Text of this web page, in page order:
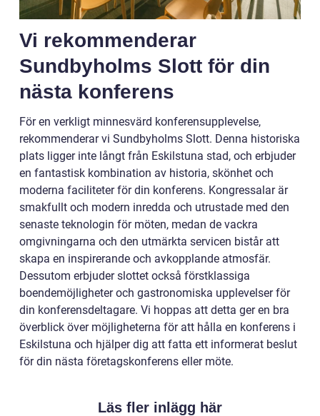
Vi rekommenderar
Sundbyholms Slott för din
nästa konferens
För en verkligt minnesvärd konferensupplevelse,
rekommenderar vi Sundbyholms Slott. Denna historiska
plats ligger inte långt från Eskilstuna stad, och erbjuder
en fantastisk kombination av historia, skönhet och
moderna faciliteter för din konferens. Kongressalar är
smakfullt och modern inredda och utrustade med den
senaste teknologin för möten, medan de vackra
omgivningarna och den utmärkta servicen bistår att
skapa en inspirerande och avkopplande atmosfär.
Dessutom erbjuder slottet också förstklassiga
boendemöjligheter och gastronomiska upplevelser för
din konferensdeltagare. Vi hoppas att detta ger en bra
överblick över möjligheterna för att hålla en konferens i
Eskilstuna och hjälper dig att fatta ett informerat beslut
för din nästa företagskonferens eller möte.
Läs fler inlägg här